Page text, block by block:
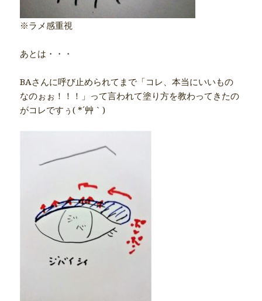
※ラメ感重視
あとは・・・
BAさんに呼び止められてまで「コレ、本当にいいもの
なのぉぉ！！！」って言われて塗り方を教わってきたの
がコレですぅ( *´艸｀)